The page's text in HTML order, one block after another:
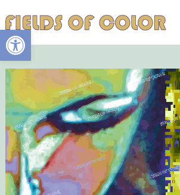
Ανοίξτε τη γραμμή εργαλείων